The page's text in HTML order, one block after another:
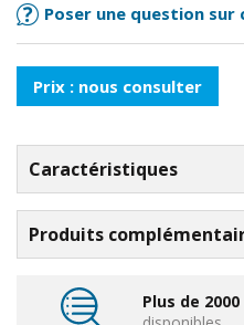
Poser une question sur
Prix : nous consulter
Caractéristiques
Produits
Plus de